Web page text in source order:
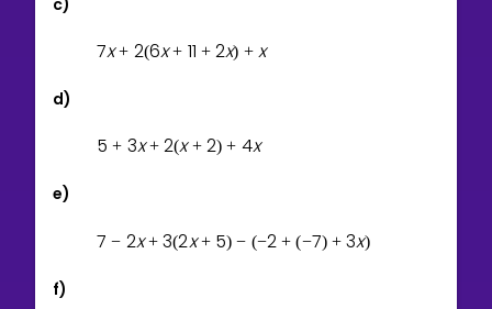
7x + 2(6x + 11 + 2x) + x
d)
5 + 3x + 2(x + 2) + 4x
e)
7 − 2x + 3(2x + 5) − (−2 + (−7) + 3x)
f)